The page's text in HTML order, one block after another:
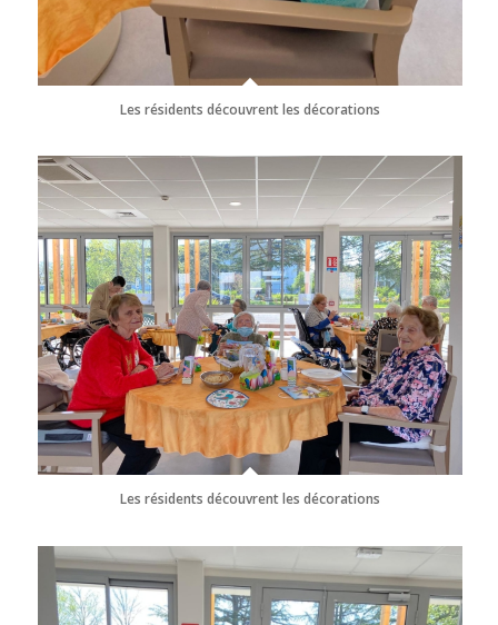
Les résidents découvrent les décorations
Les résidents découvrent les décorations